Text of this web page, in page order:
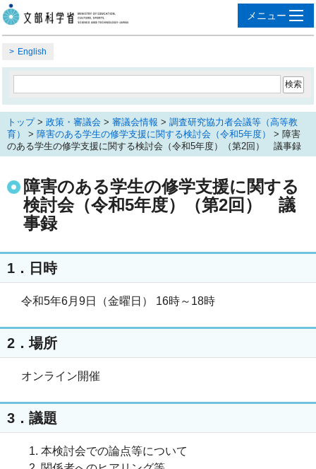
English
トップ> 政策・審議会 > 審議会情報 > 調査研究協力者会議等（高等教
育）
> 障害のある学生の修学支援に関する検討会（令和5年度）
> 障害
のある学生の修学支援に関する検討会（令和5年度）（第2回） 議事録
障害のある学生の修学支援に関する
検討会（令和5年度）（第2回） 議
事録
1．日時
令和5年6月9日（金曜日） 16時～18時
2．場所
オンライン開催
3．議題
本検討会での論点等について